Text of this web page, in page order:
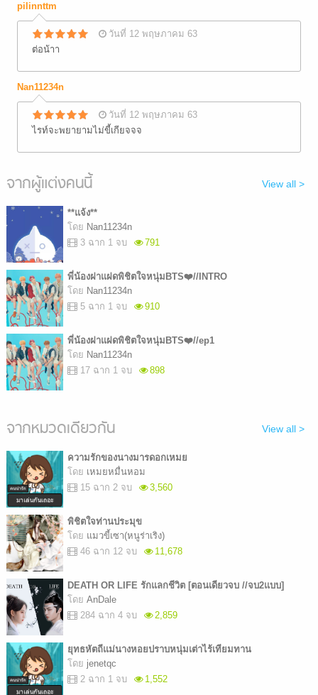
pilinnttm
วันที่ 12 พฤษภาคม 63
ต่อน้าา
Nan11234n
วันที่ 12 พฤษภาคม 63
ไรท์จะพยายามไม่ขี้เกียจจจ
จากผู้แต่งคนนี้ View all >
**แจ้ง**
โดย Nan11234n
3 ฉาก 1 จบ
791
พี่น้องฝาแฝดพิชิตใจหนุ่มBTS❤️//INTRO
โดย Nan11234n
5 ฉาก 1 จบ
910
พี่น้องฝาแฝดพิชิตใจหนุ่มBTS❤️//ep1
โดย Nan11234n
17 ฉาก 1 จบ
898
จากหมวดเดียวกัน View all >
ความรักของนางมารดอกเหมย
โดย เหมยหมื่นหอม
15 ฉาก 2 จบ
3,560
พิชิตใจท่านประมุข
โดย แมวขี้เซา(หนูร่าเริง)
46 ฉาก 12 จบ
11,678
DEATH OR LIFE รักแลกชีวิต [ตอนเดียวจบ //จบ2แบบ]
โดย AnDale
284 ฉาก 4 จบ
2,859
ยุทธหัตถีแม่นางหอยปราบหนุ่มเต่าไร้เทียมทาน
โดย jenetqc
2 ฉาก 1 จบ
1,552